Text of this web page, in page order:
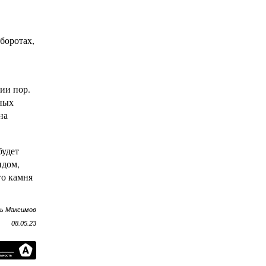
пор.
камня
Максимов
08.05.23